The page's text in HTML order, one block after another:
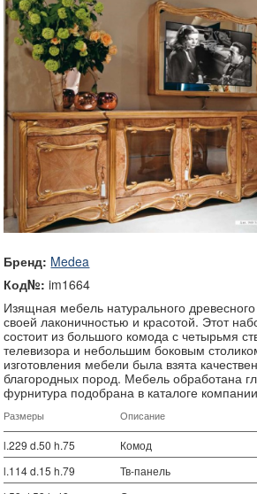
Бренд: Medea
Код№:im1664
Изящная мебель натурального древесного
своей лаконичностью и красотой. Этот
состоит из большого комода с четырьмя
телевизора и небольшим боковым
изготовления мебели была взята
благородных пород. Мебель обработана
фурнитура подобрана в каталоге
Размеры Описание
l.229 d.50 h.75 Комод
l.114 d.15 h.79
Тв-панель